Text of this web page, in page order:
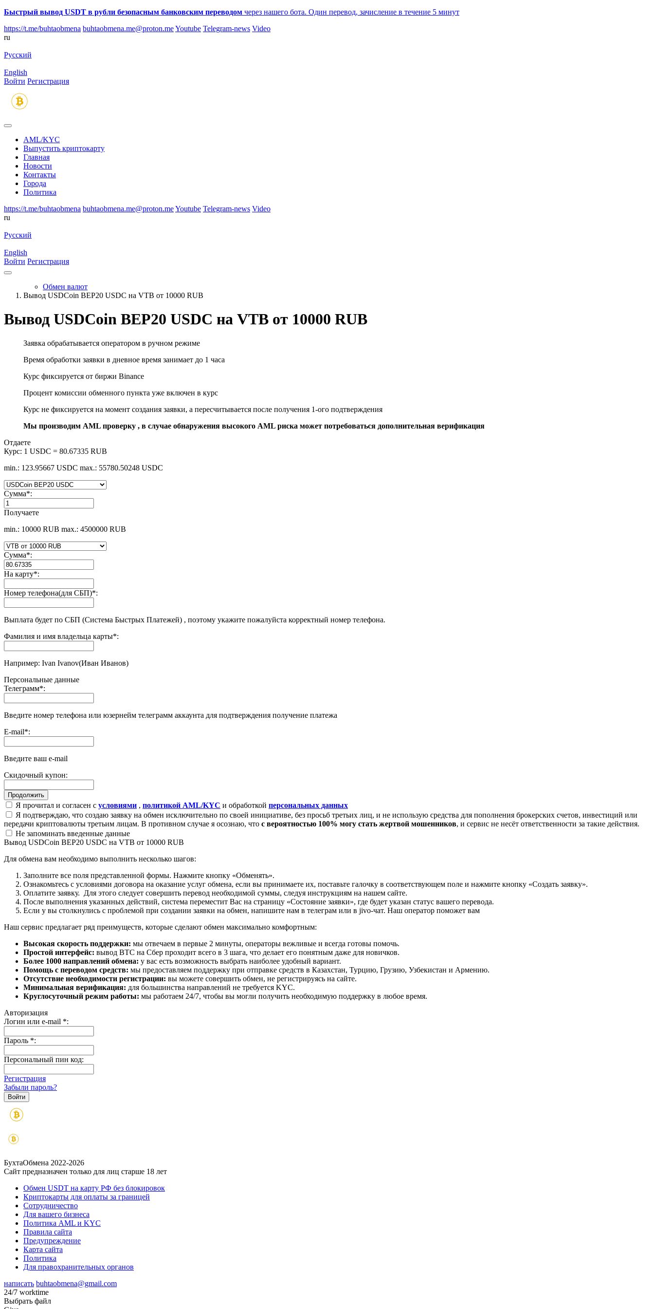
Быстрый вывод USDT в рубли безопасным банковским переводом через нашего бота. Один перевод, зачисление в течение 5 минут
https://t.me/buhtaobmena buhtaobmena.me@proton.meYoutube Telegram-news Video
ru
Русский
English
Войти Регистрация
AML/KYC
Выпустить криптокарту
Главная
Новости
Контакты
Города
Политика
https://t.me/buhtaobmena buhtaobmena.me@proton.meYoutube Telegram-news Video
ru
Русский
English
Войти Регистрация
Обмен валют
Вывод USDCoin BEP20 USDC на VTB от 10000 RUB
Вывод USDCoin BEP20 USDC на VTB от 10000 RUB
Заявка обрабатывается оператором в ручном режиме
Время обработки заявки в дневное время занимает до 1 часа
Курс фиксируется от биржи Binance
Процент комиссии обменного пункта уже включен в курс
Курс не фиксируется на момент создания заявки, а пересчитывается после получения 1-ого подтверждения
Мы производим AML проверку , в случае обнаружения высокого AML риска может потребоваться дополнительная верификация
Отдаете
Курс: 1 USDC = 80.67335 RUB
min.: 123.95667 USDC max.: 55780.50248 USDC
Сумма*:
Получаете
min.: 10000 RUB max.: 4500000 RUB
Сумма*:
На карту*:
Номер телефона(для СБП)*:
Выплата будет по СБП (Система Быстрых Платежей) , поэтому укажите пожалуйста корректный номер телефона.
Фамилия и имя владельца карты*:
Например: Ivan Ivanov(Иван Иванов)
Персональные данные
Телеграмм*:
Введите номер телефона или юзернейм телеграмм аккаунта для подтверждения получение платежа
E-mail*:
Введите ваш e-mail
Скидочный купон:
Я прочитал и согласен с условиями , политикой AML/KYC и обработкой персональных данных
Я подтверждаю, что создаю заявку на обмен исключительно по своей инициативе, без просьб третьих лиц, и не использую средства для пополнения брокерских счетов, инвестиций или
передачи криптовалюты третьим лицам. В противном случае я осознаю, что с вероятностью 100% могу стать жертвой мошенников, и сервис не несёт ответственности за такие действия.
Не запоминать введенные данные
Вывод USDCoin BEP20 USDC на VTB от 10000 RUB
Для обмена вам необходимо выполнить несколько шагов:
Заполните все поля представленной формы. Нажмите кнопку «Обменять».
Ознакомьтесь с условиями договора на оказание услуг обмена, если вы принимаете их, поставьте галочку в соответствующем поле и нажмите кнопку «Создать заявку».
Оплатите заявку. Для этого следует совершить перевод необходимой суммы, следуя инструкциям на нашем сайте.
После выполнения указанных действий, система переместит Вас на страницу «Состояние заявки», где будет указан статус вашего перевода.
Если у вы столкнулись с проблемой при создании заявки на обмен, напишите нам в телеграм или в jivo-чат. Наш оператор поможет вам
Наш сервис предлагает ряд преимуществ, которые сделают обмен максимально комфортным:
Высокая скорость поддержки: мы отвечаем в первые 2 минуты, операторы вежливые и всегда готовы помочь.
Простой интерфейс: вывод BTC на Сбер проходит всего в 3 шага, что делает его понятным даже для новичков.
Более 1000 направлений обмена: у вас есть возможность выбрать наиболее удобный вариант.
Помощь с переводом средств: мы предоставляем поддержку при отправке средств в Казахстан, Турцию, Грузию, Узбекистан и Армению.
Отсутствие необходимости регистрации: вы можете совершить обмен, не регистрируясь на сайте.
Минимальная верификация: для большинства направлений не требуется KYC.
Круглосуточный режим работы: мы работаем 24/7, чтобы вы могли получить необходимую поддержку в любое время.
Авторизация
Логин или e-mail *:
Пароль *:
Персональный пин код:
Регистрация
Забыли пароль?
БухтаОбмена 2022-2026
Сайт предназначен только для лиц старше 18 лет
Обмен USDT на карту РФ без блокировок
Криптокарты для оплаты за границей
Сотрудничество
Для вашего бизнеса
Политика AML и KYC
Правила сайта
Предупреждение
Карта сайта
Политика
Для правохранительных органов
написать buhtaobmena@gmail.com
24/7 worktime
Выбрать файл